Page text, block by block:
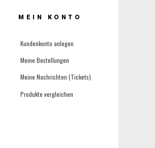
MEIN KONTO
Kundenkonto anlegen
Meine Bestellungen
Meine Nachrichten (Tickets)
Produkte vergleichen